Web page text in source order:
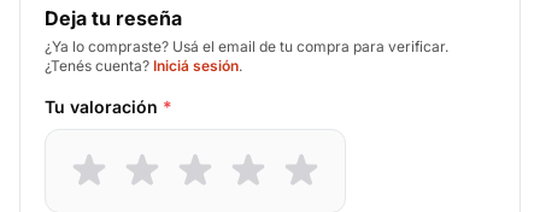
Deja tu reseña
¿Ya lo compraste? Usá el email de tu compra para verificar.
¿Tenés cuenta? Iniciá sesión.
Tu valoración *